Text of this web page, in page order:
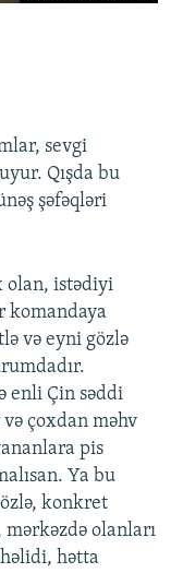
sevgi
Qışda bu
şəfəqləri
olan, istədiyi
komandaya
və eyni gözlə
enli Çin səddi
çoxdan məhv
pis
Ya bu
konkret
mərkəzdə olanları
hətta